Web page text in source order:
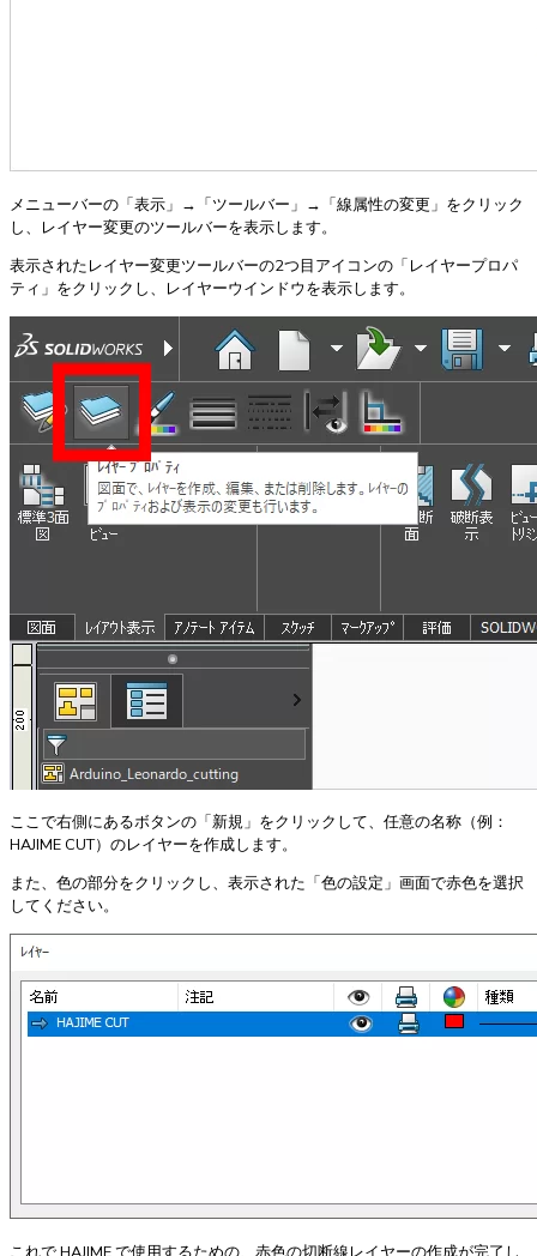
メニューバーの「表示」→「ツールバー」→「線属性の変更」をクリック
し、レイヤー変更のツールバーを表示します。
表示されたレイヤー変更ツールバーの2つ目アイコンの「レイヤープロパ
ティ」をクリックし、レイヤーウインドウを表示します。
ここで右側にあるボタンの「新規」をクリックして、任意の名称（例：
HAJIME CUT）のレイヤーを作成します。
また、色の部分をクリックし、表示された「色の設定」画面で赤色を選択
してください。